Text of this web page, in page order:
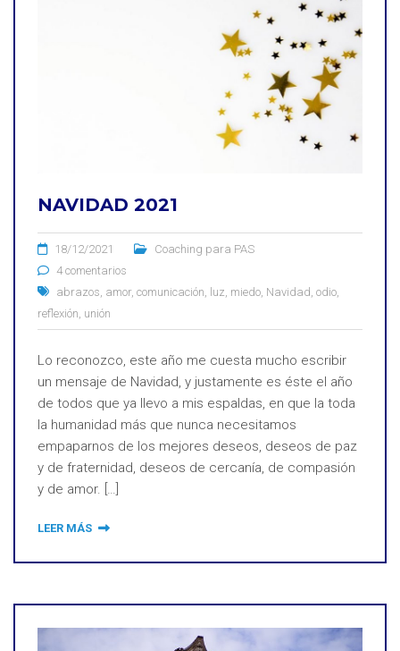
NAVIDAD 2021
18/12/2021
Coaching para PAS
4 comentarios
abrazos, amor, comunicación, luz, miedo, Navidad, odio,
reflexión, unión
Lo reconozco, este año me cuesta mucho escribir
un mensaje de Navidad, y justamente es éste el año
de todos que ya llevo a mis espaldas, en que la toda
la humanidad más que nunca necesitamos
empaparnos de los mejores deseos, deseos de paz
y de fraternidad, deseos de cercanía, de compasión
y de amor. […]
LEER MÁS